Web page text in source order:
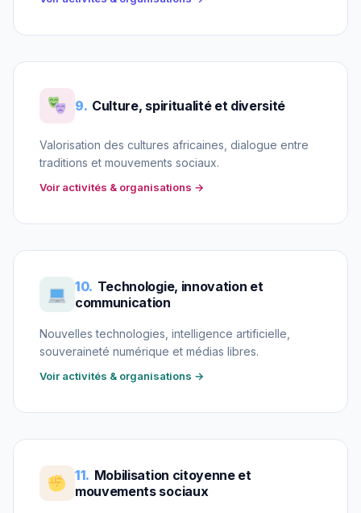
9. Culture, spiritualité et diversité
Valorisation des cultures africaines, dialogue entre
traditions et mouvements sociaux.
Voir activités & organisations →
10. Technologie, innovation et
communication
Nouvelles technologies, intelligence artificielle,
souveraineté numérique et médias libres.
Voir activités & organisations →
11. Mobilisation citoyenne et
mouvements sociaux